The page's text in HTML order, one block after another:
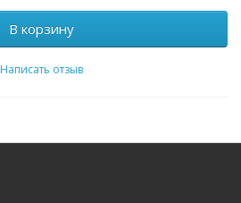
В корзину
Написать отзыв